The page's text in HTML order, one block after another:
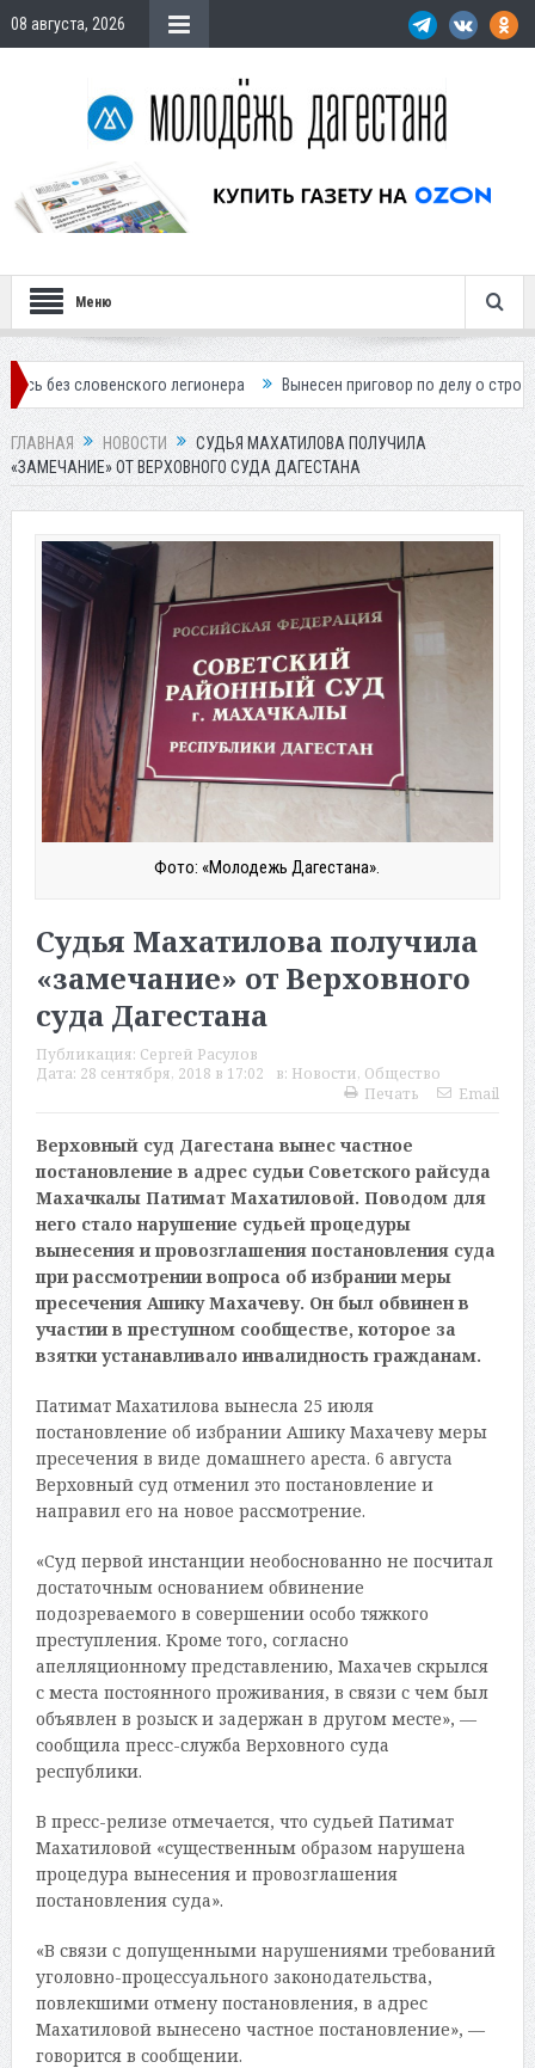
08 августа, 2026
Меню
легионера Вынесен приговор по делу о строительстве
ГЛАВНАЯ НОВОСТИ
СУДЬЯ МАХАТИЛОВА ПОЛУЧИЛА
«ЗАМЕЧАНИЕ» ОТ ВЕРХОВНОГО СУДА ДАГЕСТАНА
Фото: «Молодежь Дагестана».
Судья Махатилова получила
«замечание» от Верховного
суда Дагестана
Публикация: Сергей Расулов
Дата: 28 сентября, 2018 в 17:02 в: Новости, Общество
Печать
Email
Верховный суд Дагестана вынес частное
постановление в адрес судьи Советского райсуда
Махачкалы Патимат Махатиловой. Поводом для
него стало нарушение судьей процедуры
вынесения и провозглашения постановления суда
при рассмотрении вопроса об избрании меры
пресечения Ашику Махачеву. Он был обвинен в
участии в преступном сообществе, которое за
взятки устанавливало инвалидность гражданам.
Патимат Махатилова вынесла 25 июля
постановление об избрании Ашику Махачеву меры
пресечения в виде домашнего ареста. 6 августа
Верховный суд отменил это постановление и
направил его на новое рассмотрение.
«Суд первой инстанции необоснованно не посчитал
достаточным основанием обвинение
подозреваемого в совершении особо тяжкого
преступления. Кроме того, согласно
апелляционному представлению, Махачев скрылся
с места постоянного проживания, в связи с чем был
объявлен в розыск и задержан в другом месте», —
сообщила пресс-служба Верховного суда
республики.
В пресс-релизе отмечается, что судьей Патимат
Махатиловой «существенным образом нарушена
процедура вынесения и провозглашения
постановления суда».
«В связи с допущенными нарушениями требований
уголовно-процессуального законодательства,
повлекшими отмену постановления, в адрес
Махатиловой вынесено частное постановление», —
говорится в сообщении.